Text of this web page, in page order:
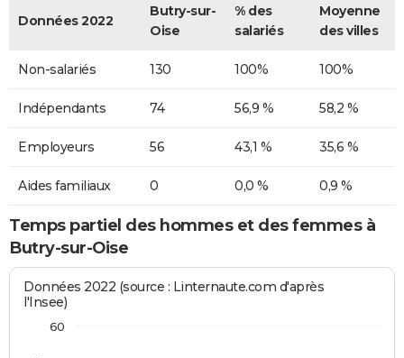
Données 2022
Butry-sur-
Oise
% des
salariés
Moyenne
des villes
Non-salariés 130 100% 100%
Indépendants 74 56,9 % 58,2 %
Employeurs 56 43,1 % 35,6 %
Aides familiaux 0 0,0 % 0,9 %
Temps partiel des hommes et des femmes à
Butry-sur-Oise
Données 2022 (source : Linternaute.com d'après
l'Insee)
60